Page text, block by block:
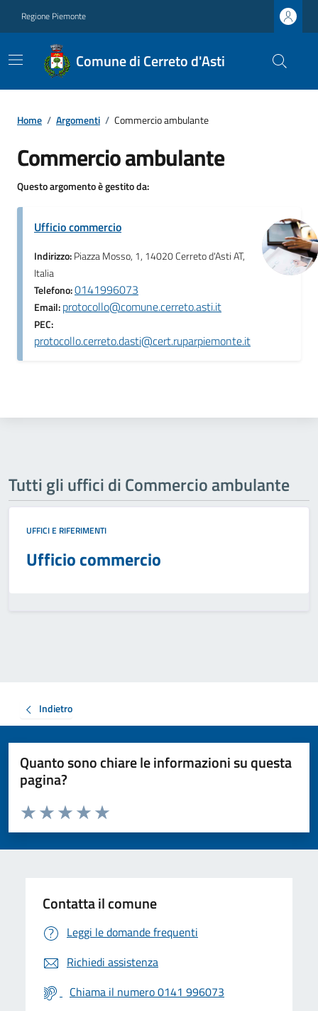
Regione Piemonte
Comune di Cerreto d'Asti
Home / Argomenti / Commercio ambulante
Commercio ambulante
Questo argomento è gestito da:
Ufficio commercio
Indirizzo:Piazza Mosso, 1, 14020 Cerreto d'Asti AT,
Italia
Telefono:0141996073
Email:protocollo@comune.cerreto.asti.it
PEC:
protocollo.cerreto.dasti@cert.ruparpiemonte.it
Tutti gli uffici di Commercio ambulante
UFFICI E RIFERIMENTI
Ufficio commercio
Indietro
Quanto sono chiare le informazioni su questa
pagina?
Valuta da 1 a 5 stelle la pagina
Valuta 5 stelle su 5
Valuta 4 stelle su 5
Valuta 3 stelle su 5
Valuta 2 stelle su 5
Valuta 1 stelle su 5
Contatta il comune
Leggi le domande frequenti
Richiedi assistenza
Chiama il numero 0141 996073